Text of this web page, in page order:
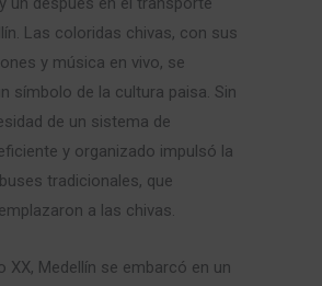
Las coloridas chivas, con sus
y música en vivo, se
símbolo de la cultura paisa. Sin
de un sistema de
y organizado impulsó la
tradicionales, que
a las chivas.
XX, Medellín se embarcó en un